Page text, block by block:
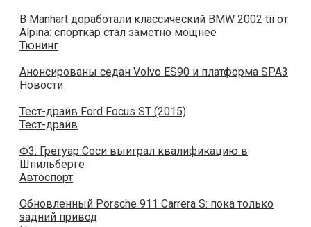
В Manhart доработали классический BMW 2002 tii от
Alpina: спорткар стал заметно мощнее
Тюнинг
Анонсированы седан Volvo ES90 и платформа SPA3
Новости
Тест-драйв Ford Focus ST (2015)
Тест-драйв
Ф3: Грегуар Соси выиграл квалификацию в
Шпильберге
Автоспорт
Обновленный Porsche 911 Carrera S: пока только
задний привод